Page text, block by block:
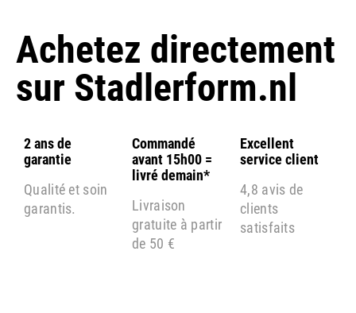
Achetez directement
sur Stadlerform.nl
2 ans de
garantie
Qualité et soin
garantis.
Commandé
avant 15h00 =
livré demain*
Livraison
gratuite à partir
de 50 €
Excellent
service client
4,8 avis de
clients
satisfaits